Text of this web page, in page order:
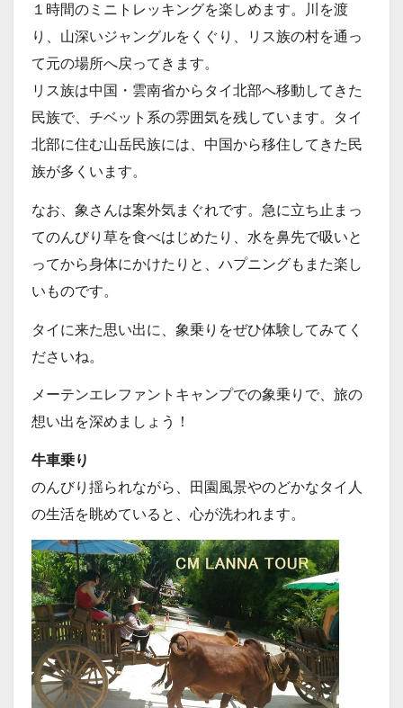
１時間のミニトレッキングを楽しめます。川を渡
り、山深いジャングルをくぐり、リス族の村を通っ
て元の場所へ戻ってきます。
リス族は中国・雲南省からタイ北部へ移動してきた
民族で、チベット系の雰囲気を残しています。タイ
北部に住む山岳民族には、中国から移住してきた民
族が多くいます。
なお、象さんは案外気まぐれです。急に立ち止まっ
てのんびり草を食べはじめたり、水を鼻先で吸いと
ってから身体にかけたりと、ハプニングもまた楽し
いものです。
タイに来た思い出に、象乗りをぜひ体験してみてく
ださいね。
メーテンエレファントキャンプでの象乗りで、旅の
想い出を深めましょう！
牛車乗り
のんびり揺られながら、田園風景やのどかなタイ人
の生活を眺めていると、心が洗われます。